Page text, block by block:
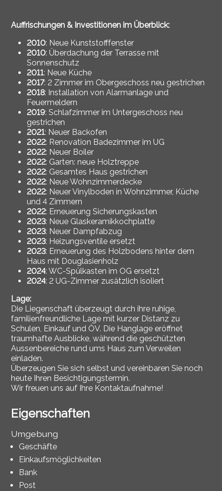
Auffrischungen & Investitionen im Überblick:
2010: Neue Kunststofffenster
2010: Überdachung der Terrasse mit
Sonnenschutz
2011: Neue Küche
2017: 2 Zimmer im Obergeschoss neu gestrichen
2018: Installation von Alarmanlage und
Feuermeldern
2019: Schlafzimmer im Untergeschoss neu
gestrichen
2021: Neuer Backofen
2022: Renovation Badezimmer im UG
2022: Neuer Boiler
2022: Garten: neue Holztreppe
2022: Gesamtes Haus gestrichen
2022: Neue Wohnzimmerdecke
2022: Neuer Vinylboden in Wohnzimmer, Küche
und 4 Zimmern
2022: Erneuerung Sicherungskasten
2023: Neue Glaskeramikkochplatte
2023: Neuer Dampfabzug
2023: Heizungsventile ersetzt
2023: Erneuerung des Holzbodens hinter dem
Haus mit Douglasienholz
2024: WC-Spülkasten im OG ersetzt
2024: 2 UG-Zimmer zusätzlich isoliert
Lage:
Die Liegenschaft überzeugt durch ihre ruhige,
familienfreundliche Lage mit kurzer Distanz zu
Schulen, Einkauf und ÖV. Die Hanglage eröffnet
traumhafte Ausblicke, während die geschützten
Aussenbereiche rund ums Haus zum Verweilen
einladen.
Überzeugen Sie sich selbst und vereinbaren Sie noch
heute Ihren Besichtigungstermin.
Wir freuen uns auf Ihre Kontaktaufnahme!
Eigenschaften
Umgebung
Geschäfte
Einkaufsmöglichkeiten
Bank
Post